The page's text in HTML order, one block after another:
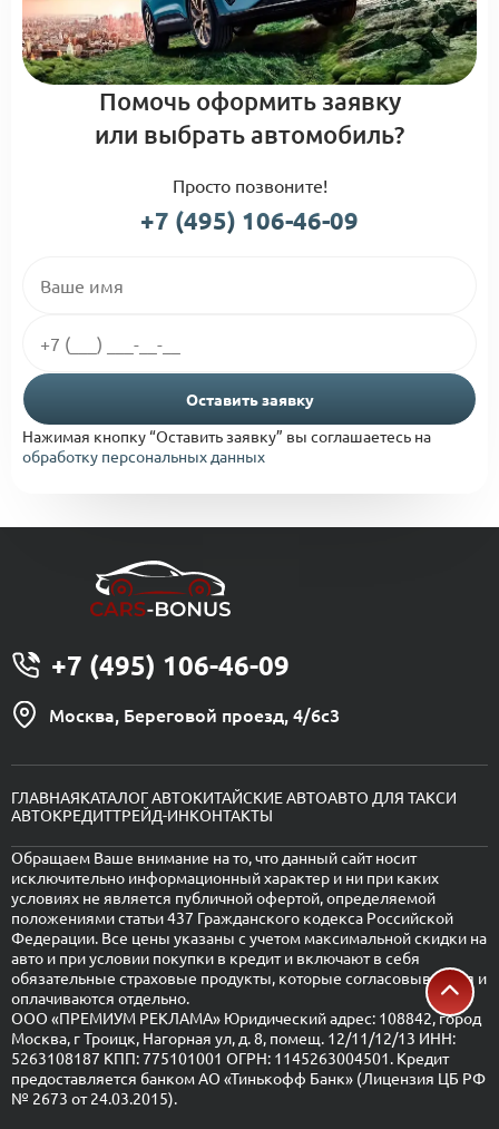
Помочь оформить заявку
или выбрать автомобиль?
Просто позвоните!
+7 (495) 106-46-09
Оставить заявку
Нажимая кнопку “Оставить заявку” вы соглашаетесь на
обработку персональных данных
+7 (495) 106-46-09
Москва, Береговой проезд, 4/6с3
ГЛАВНАЯКАТАЛОГ АВТОКИТАЙСКИЕ АВТОАВТО ДЛЯ ТАКСИ
АВТОКРЕДИТТРЕЙД-ИНКОНТАКТЫ
Обращаем Ваше внимание на то, что данный сайт носит
исключительно информационный характер и ни при каких
условиях не является публичной офертой, определяемой
положениями статьи 437 Гражданского кодекса Российской
Федерации. Все цены указаны с учетом максимальной скидки на
авто и при условии покупки в кредит и включают в себя
обязательные страховые продукты, которые согласовываются и
оплачиваются отдельно.
ООО «ПРЕМИУМ РЕКЛАМА» Юридический адрес: 108842, город
Москва, г Троицк, Нагорная ул, д. 8, помещ. 12/11/12/13 ИНН:
5263108187 КПП: 775101001 ОГРН: 1145263004501. Кредит
предоставляется банком АО «Тинькофф Банк» (Лицензия ЦБ РФ
№ 2673 от 24.03.2015).